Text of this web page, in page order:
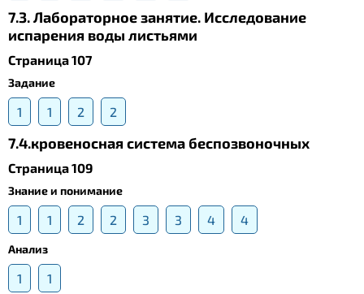
7.3. Лабораторное занятие. Исследование
испарения воды листьями
Страница 107
Задание
1 1 2 2
7.4.кровеносная система беспозвоночных
Страница 109
Знание и понимание
1 1 2 2 3 3 4 4
Анализ
1 1